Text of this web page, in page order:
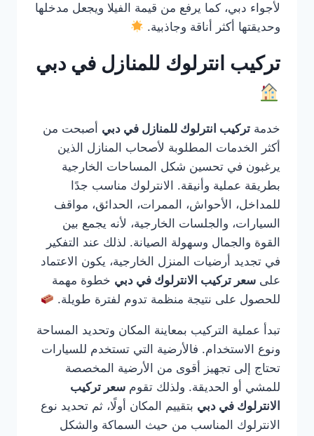
لأجواء دبي، كما يرفع من قيمة الفيلا ويجعل مدخلها
وحديقتها أكثر أناقة وجاذبية.
تركيب انترلوك للمنازل في دبي
خدمة تركيب انترلوك للمنازل في دبي أصبحت من
أكثر الخدمات المطلوبة لأصحاب المنازل الذين
يرغبون في تحسين شكل المساحات الخارجية
بطريقة عملية وأنيقة. الانترلوك مناسب جدًا
للمداخل، الأحواش، الممرات، الحدائق، مواقف
السيارات، والجلسات الخارجية، لأنه يجمع بين
القوة والجمال وسهولة الصيانة. لذلك عند التفكير
في تجديد أرضيات المنزل الخارجية، يكون الاعتماد
على سعر تركيب الانترلوك في دبي خطوة مهمة
للحصول على نتيجة منظمة تدوم لفترة طويلة.
تبدأ عملية التركيب بمعاينة المكان وتحديد المساحة
ونوع الاستخدام. فالأرضية التي تستخدم للسيارات
تحتاج إلى تجهيز أقوى من الأرضية المخصصة
للمشي أو الحديقة. ولذلك تقوم سعر تركيب
الانترلوك في دبي بتقييم المكان أولًا، ثم تحديد نوع
الانترلوك المناسب من حيث السماكة والشكل